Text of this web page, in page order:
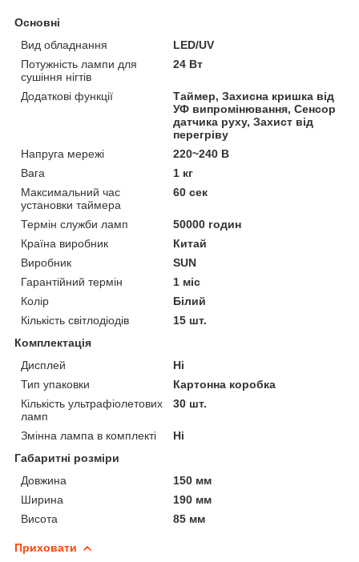
Основні
Вид обладнання
LED/UV
Потужність лампи для
сушіння нігтів
24 Вт
Додаткові функції
Таймер, Захисна кришка від
УФ випромінювання, Сенсор
датчика руху, Захист від
перегріву
Напруга мережі
220~240 В
Вага
1 кг
Максимальний час
установки таймера
60 сек
Термін служби ламп
50000 годин
Країна виробник
Китай
Виробник
SUN
Гарантійний термін
1 міс
Колір
Білий
Кількість світлодіодів
15 шт.
Комплектація
Дисплей
Ні
Тип упаковки
Картонна коробка
Кількість ультрафіолетових
ламп
30 шт.
Змінна лампа в комплекті
Ні
Габаритні розміри
Довжина
150 мм
Ширина
190 мм
Висота
85 мм
Приховати